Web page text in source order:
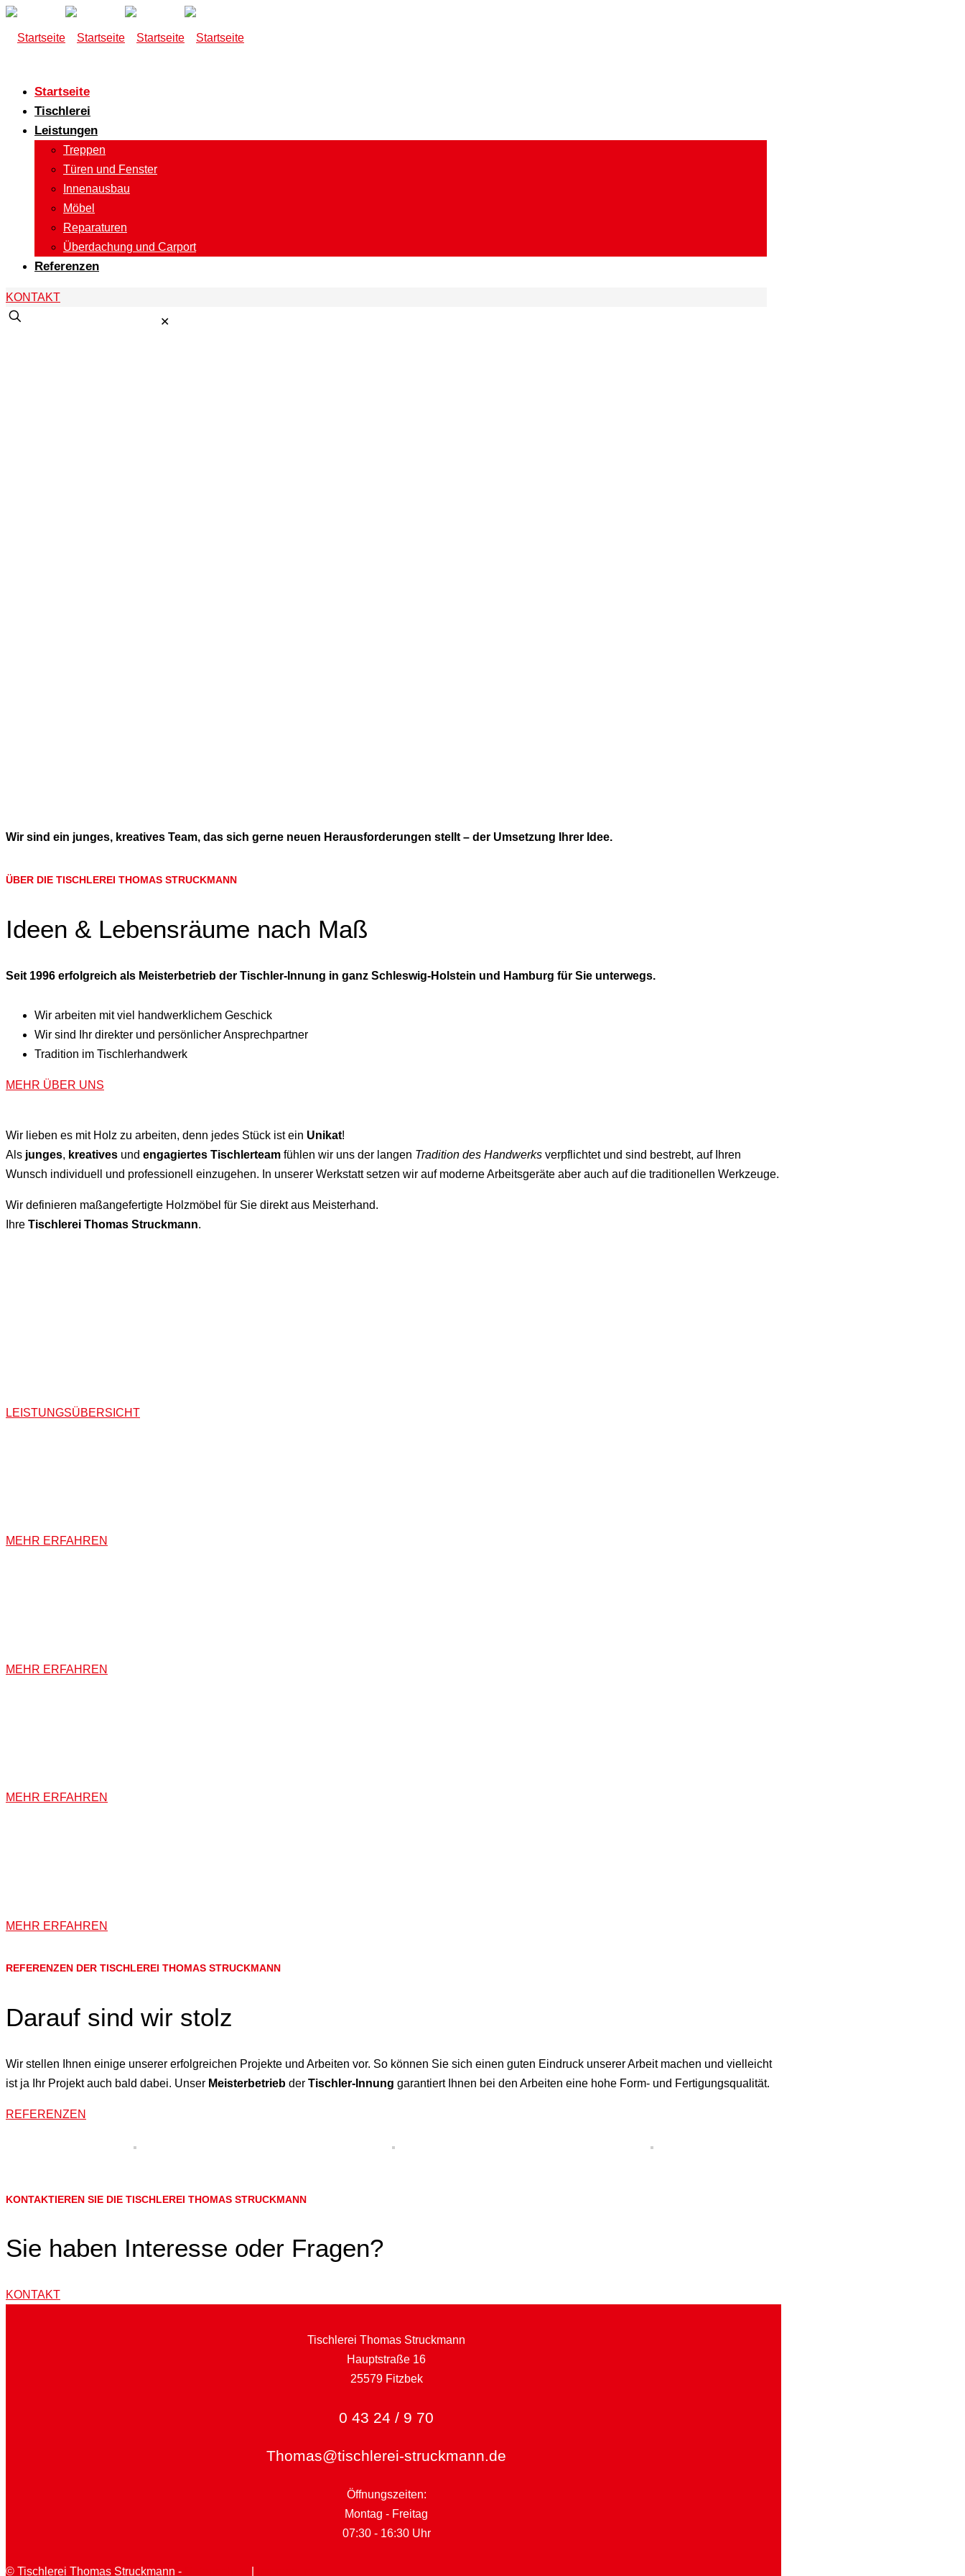
Startseite
Tischlerei
Leistungen
Treppen
Türen und Fenster
Innenausbau
Möbel
Reparaturen
Überdachung und Carport
Referenzen
KONTAKT
✕
Wir sind ein junges, kreatives Team, das sich gerne neuen Herausforderungen stellt – der Umsetzung Ihrer Idee.
ÜBER DIE TISCHLEREI THOMAS STRUCKMANN
Ideen & Lebensräume nach Maß
Seit 1996 erfolgreich als Meisterbetrieb der Tischler-Innung in ganz Schleswig-Holstein und Hamburg für Sie unterwegs.
Wir arbeiten mit viel handwerklichem Geschick
Wir sind Ihr direkter und persönlicher Ansprechpartner
Tradition im Tischlerhandwerk
MEHR ÜBER UNS
Wir lieben es mit Holz zu arbeiten, denn jedes Stück ist ein Unikat!
Als junges, kreatives und engagiertes Tischlerteam fühlen wir uns der langen Tradition des Handwerks verpflichtet und sind bestrebt, auf Ihren
Wunsch individuell und professionell einzugehen. In unserer Werkstatt setzen wir auf moderne Arbeitsgeräte aber auch auf die traditionellen Werkzeuge.
Wir definieren maßangefertigte Holzmöbel für Sie direkt aus Meisterhand.
Ihre Tischlerei Thomas Struckmann.
LEISTUNGSÜBERSICHT
MEHR ERFAHREN
MEHR ERFAHREN
MEHR ERFAHREN
MEHR ERFAHREN
REFERENZEN DER TISCHLEREI THOMAS STRUCKMANN
Darauf sind wir stolz
Wir stellen Ihnen einige unserer erfolgreichen Projekte und Arbeiten vor. So können Sie sich einen guten Eindruck unserer Arbeit machen und vielleicht
ist ja Ihr Projekt auch bald dabei. Unser Meisterbetrieb der Tischler-Innung garantiert Ihnen bei den Arbeiten eine hohe Form- und Fertigungsqualität.
REFERENZEN
KONTAKTIEREN SIE DIE TISCHLEREI THOMAS STRUCKMANN
Sie haben Interesse oder Fragen?
KONTAKT
Tischlerei Thomas Struckmann
Hauptstraße 16
25579 Fitzbek
0 43 24 / 9 70
Thomas@tischlerei-struckmann.de
Öffnungszeiten:
Montag - Freitag
07:30 - 16:30 Uhr
© Tischlerei Thomas Struckmann -